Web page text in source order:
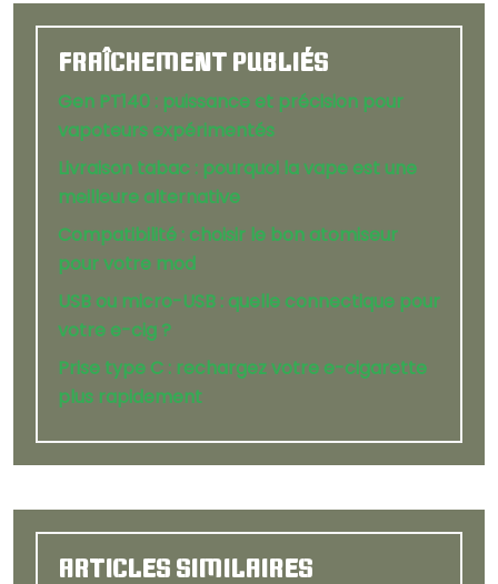
FRAÎCHEMENT PUBLIÉS
Gen PT140 : puissance et précision pour
vapoteurs expérimentés
Livraison tabac : pourquoi la vape est une
meilleure alternative
Compatibilité : choisir le bon atomiseur
pour votre mod
USB ou micro-USB : quelle connectique pour
votre e-cig ?
Prise type C : rechargez votre e-cigarette
plus rapidement
ARTICLES SIMILAIRES